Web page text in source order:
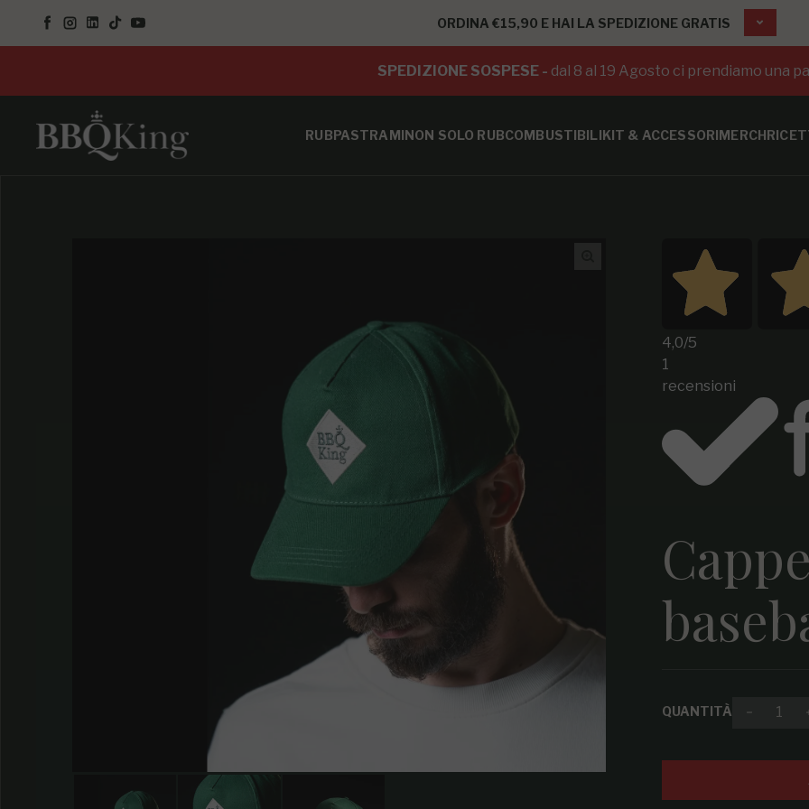
Facebook
Instagram
LinkedIn
TikTokYouTube
ORDINA €15,90 E HAI LA SPEDIZIONE GRATIS
SPEDIZIONE SOSPESE - dal 8 al 19 Agosto ci prendiamo una
RUBPASTRAMINON SOLO RUBCOMBUSTIBILIKIT & ACCESSORIMERCH
4,0/5
1
recensioni
QUANTITÀ